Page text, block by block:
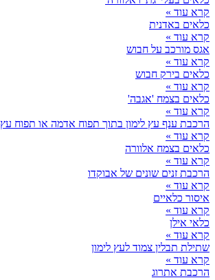
קרא עוד »
כלאים באדנית
קרא עוד »
אגס מורכב על חבוש
קרא עוד »
כלאים בירק חבוש
קרא עוד »
כלאים בצמח 'אגבה'
קרא עוד »
הרכבת ענף עץ לימון בתוך תפוח אדמה או תפוח עץ
קרא עוד »
כלאים בצמח אלוורה
קרא עוד »
הרכבת זנים שונים של אבוקדו
קרא עוד »
איסור כלאיים
קרא עוד »
כלאי אילן
קרא עוד »
שתילת תבלין צמוד לעץ לימון
קרא עוד »
הרכבת אתרוג